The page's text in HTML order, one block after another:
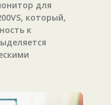
для
который,
к